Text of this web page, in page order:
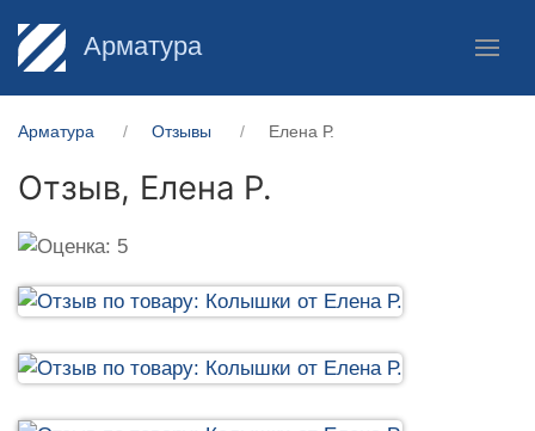
Арматура
Арматура Отзывы Елена Р.
Отзыв, Елена Р.